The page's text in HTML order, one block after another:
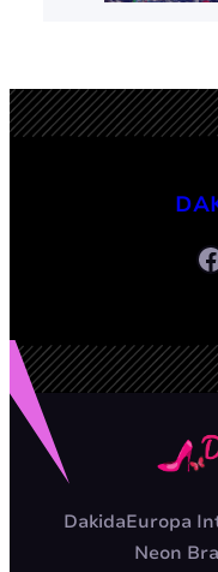
Facebook
DakidaEuropa
Neon